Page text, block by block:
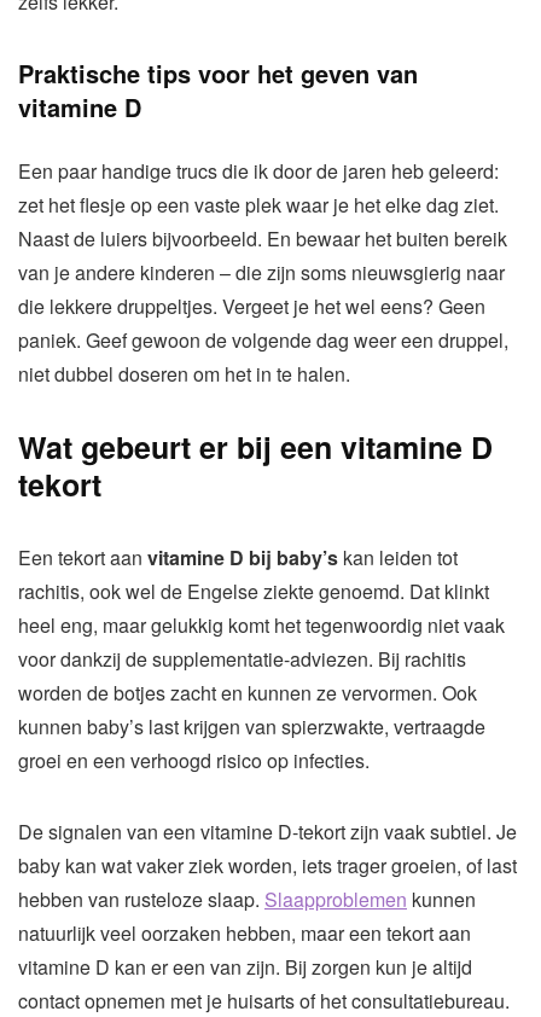
Praktische tips voor het geven van
vitamine D
Een paar handige trucs die ik door de jaren heb geleerd:
zet het flesje op een vaste plek waar je het elke dag ziet.
Naast de luiers bijvoorbeeld. En bewaar het buiten bereik
van je andere kinderen – die zijn soms nieuwsgierig naar
die lekkere druppeltjes. Vergeet je het wel eens? Geen
paniek. Geef gewoon de volgende dag weer een druppel,
niet dubbel doseren om het in te halen.
Wat gebeurt er bij een vitamine D
tekort
Een tekort aan vitamine D bij baby’s kan leiden tot
rachitis, ook wel de Engelse ziekte genoemd. Dat klinkt
heel eng, maar gelukkig komt het tegenwoordig niet vaak
voor dankzij de supplementatie-adviezen. Bij rachitis
worden de botjes zacht en kunnen ze vervormen. Ook
kunnen baby’s last krijgen van spierzwakte, vertraagde
groei en een verhoogd risico op infecties.
De signalen van een vitamine D-tekort zijn vaak subtiel. Je
baby kan wat vaker ziek worden, iets trager groeien, of last
hebben van rusteloze slaap. Slaapproblemen kunnen
natuurlijk veel oorzaken hebben, maar een tekort aan
vitamine D kan er een van zijn. Bij zorgen kun je altijd
contact opnemen met je huisarts of het consultatiebureau.